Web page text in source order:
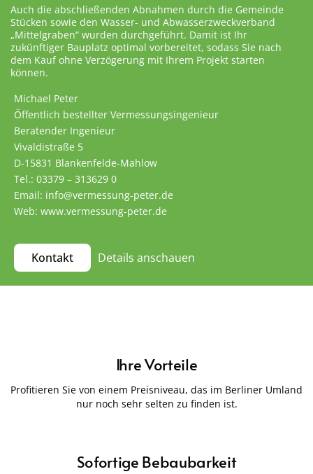
Auch die abschließenden Abnahmen durch die Gemeinde
Stücken sowie den Wasser- und Abwasserzweckverband
„Mittelgraben“ wurden durchgeführt. Damit ist Ihr
zukünftiger Bauplatz optimal vorbereitet, sodass Sie nach
dem Kauf ohne Verzögerung mit Ihrem Projekt starten
können.
Michael Peter
Öffentlich bestellter Vermessungsingenieur
Beratender Ingenieur
Vivaldistraße 5
D-15831 Blankenfelde-Mahlow
Tel.: 03379 – 313629 0
Email: info@vermessung-peter.de
Web: www.vermessung-peter.de
Kontakt Details anschauen
Ihre Vorteile
Profitieren Sie von einem Preisniveau, das im Berliner Umland
nur noch sehr selten zu finden ist.
Sofortige Bebaubarkeit